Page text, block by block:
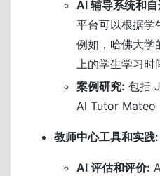
AI 辅导系统和
平台可以根据学
例如，哈佛大学
上的学生学习时
案例研究: 包括
Al Tutor Mateo
教师中心工具和实践:
AI 评估和评价: